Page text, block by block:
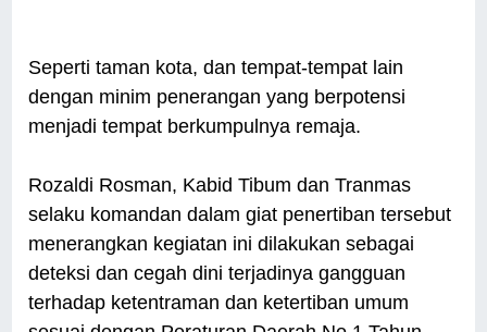
Seperti taman kota, dan tempat-tempat lain
dengan minim penerangan yang berpotensi
menjadi tempat berkumpulnya remaja.
Rozaldi Rosman, Kabid Tibum dan Tranmas
selaku komandan dalam giat penertiban tersebut
menerangkan kegiatan ini dilakukan sebagai
deteksi dan cegah dini terjadinya gangguan
terhadap ketentraman dan ketertiban umum